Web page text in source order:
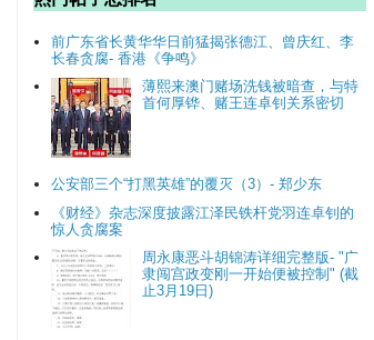
前广东省长黄华华日前猛揭张德江、曾庆红、李
长春贪腐- 香港《争鸣》
薄熙来澳门赌场洗钱被暗查，与特
首何厚铧、赌王连卓钊关系密切
公安部三个“打黑英雄”的覆灭（3）- 郑少东
《财经》杂志深度披露江泽民铁杆党羽连卓钊的
惊人贪腐案
周永康恶斗胡锦涛详细完整版- "广
隶闯宫政变刚一开始便被控制" (截
止3月19日)